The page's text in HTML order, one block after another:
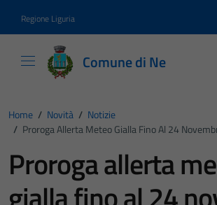
Regione Liguria
Comune di Ne
Home / Novità / Notizie
/ Proroga Allerta Meteo Gialla Fino Al 24
Proroga allerta